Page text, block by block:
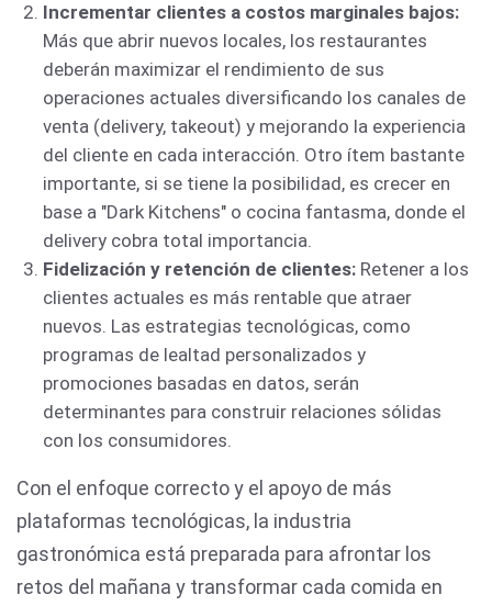
Incrementar clientes a costos marginales bajos:
Más que abrir nuevos locales, los restaurantes
deberán maximizar el rendimiento de sus
operaciones actuales diversificando los canales de
venta (delivery, takeout) y mejorando la experiencia
del cliente en cada interacción. Otro ítem bastante
importante, si se tiene la posibilidad, es crecer en
base a "Dark Kitchens" o cocina fantasma, donde el
delivery cobra total importancia.
Fidelización y retención de clientes: Retener a los
clientes actuales es más rentable que atraer
nuevos. Las estrategias tecnológicas, como
programas de lealtad personalizados y
promociones basadas en datos, serán
determinantes para construir relaciones sólidas
con los consumidores.
Con el enfoque correcto y el apoyo de más
plataformas tecnológicas, la industria
gastronómica está preparada para afrontar los
retos del mañana y transformar cada comida en